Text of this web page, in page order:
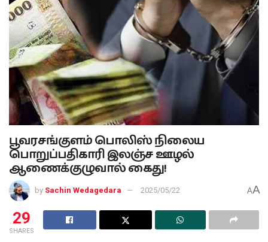
பூவரசங்குளம் பொலிஸ் நிலைய
பொறுப்பதிகாரி இலஞ்ச ஊழல்
ஆணைக்குழுவால் கைது!
by Sachin Wedagedara 2025/05/22 AA
29
SHARES